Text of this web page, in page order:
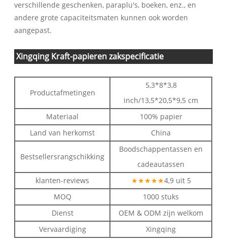
verschillende geschenken, paraplu's, boeken, enz., en
andere grote capaciteitsmaten kunnen ook worden
aangepast.
Xingqing Kraft-papieren zakspecificatie
Productafmetingen
5,3*8*3,8
inch/13,5*20,5*9,5 cm
Materiaal
100% papier
Land van herkomst
China
Bestsellersrangschikking
Boodschappentassen en
cadeautassen
klanten-reviews
★★★★★4,9 uit 5
MOQ
1000 stuks
Dienst
OEM & ODM zijn welkom
Vervaardiging
Xingqing